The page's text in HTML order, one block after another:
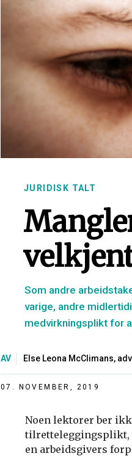
JURIDISK TALT
Som andre
varige, andre
medvirkningsplikt for
AV Else Leona McClimans,
07. NOVEMBER, 2019
Noen lektorer ber
tilretteleggingsplikt,
en arbeidsgivers